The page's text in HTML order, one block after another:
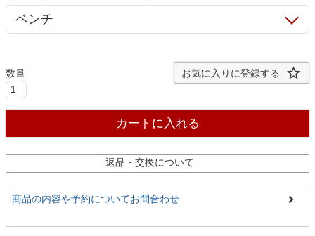
ラグ
マット
お気に入りに登録する
カートに入れる
返品・交換について
商品の内容や予約についてお問合わせ